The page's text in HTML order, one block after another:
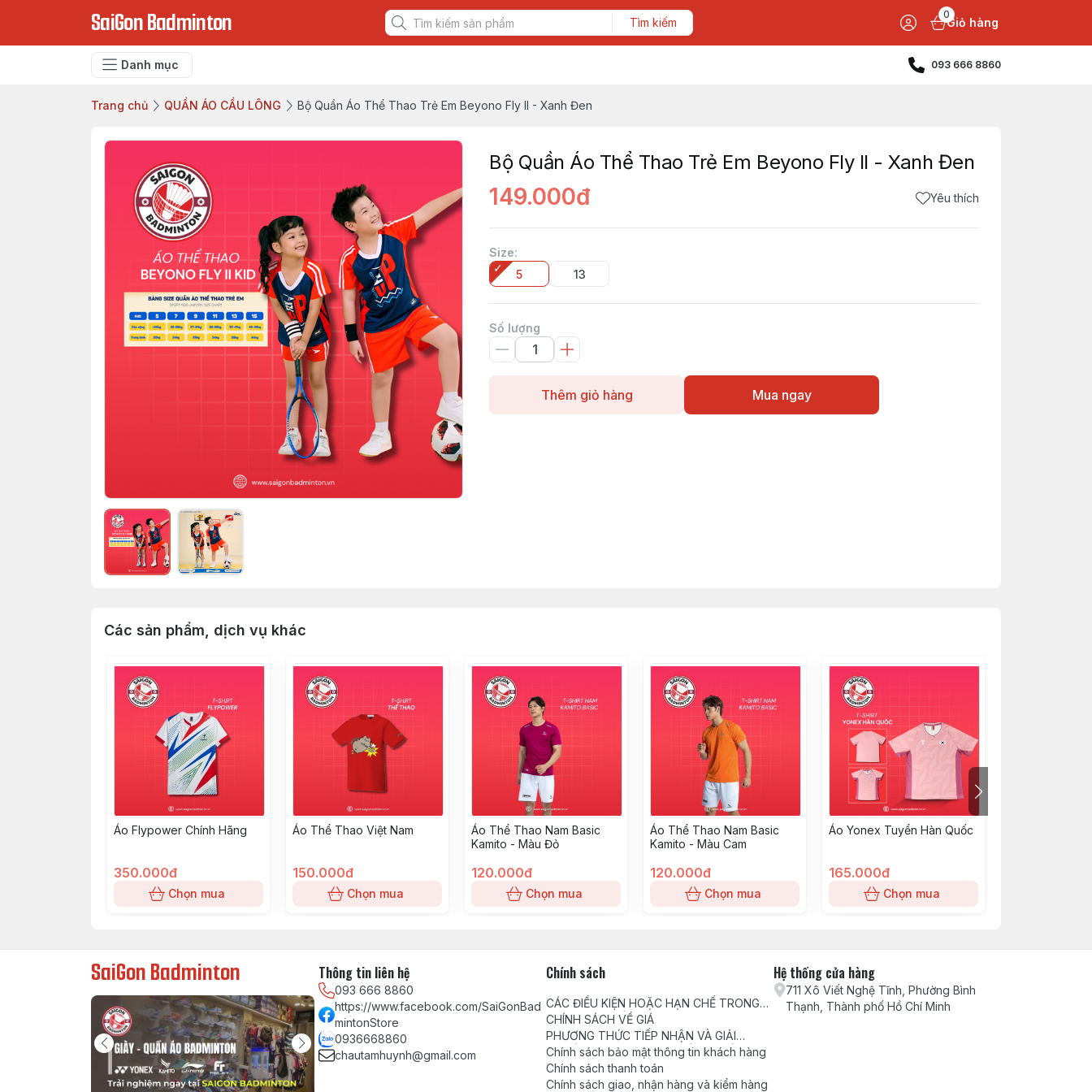
SaiGon Badminton Tìm kiếm
0
Giỏ hàng
Danh mục 093 666 8860
Trang chủ QUẦN ÁO CẦU LÔNG Bộ Quần Áo Thể Thao Trẻ Em Beyono Fly II - Xanh Đen
Bộ Quần Áo Thể Thao Trẻ Em Beyono Fly II - Xanh Đen
149.000đ Yêu thích
Size:
5
13
Số lượng
Thêm giỏ hàng Mua ngay
Các sản phẩm, dịch vụ khác
Áo Flypower Chính Hãng
350.000đ
Chọn mua
Áo Thể Thao Việt Nam
150.000đ
Chọn mua
Áo Thể Thao Nam Basic
Kamito - Màu Đỏ
120.000đ
Chọn mua
Áo Thể Thao Nam Basic
Kamito - Màu Cam
120.000đ
Chọn mua
Áo Yonex Tuyển Hàn Quốc
165.000đ
Chọn mua
SaiGon Badminton Thông tin liên hệ
093 666 8860
https://www.facebook.com/SaiGonBad
mintonStore
0936668860
chautamhuynh@gmail.com
Chính sách
CÁC ĐIỀU KIỆN HOẶC HẠN CHẾ TRONG
VIỆC CUNG CẤP HÀNG HÓA, DỊCH VỤ
CHÍNH SÁCH VỀ GIÁ
PHƯƠNG THỨC TIẾP NHẬN VÀ GIẢI
QUYẾT PHẢN ÁNH, YÊU CẦU, KHIẾU NẠI
Chính sách bảo mật thông tin khách hàng
Chính sách thanh toán
Chính sách giao, nhận hàng và kiểm hàng
Hệ thống cửa hàng
711 Xô Viết Nghệ Tĩnh, Phường Bình
Thạnh, Thành phố Hồ Chí Minh